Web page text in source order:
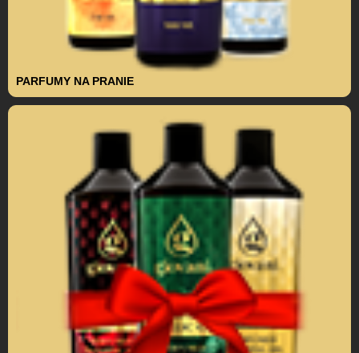
PARFUMY NA PRANIE